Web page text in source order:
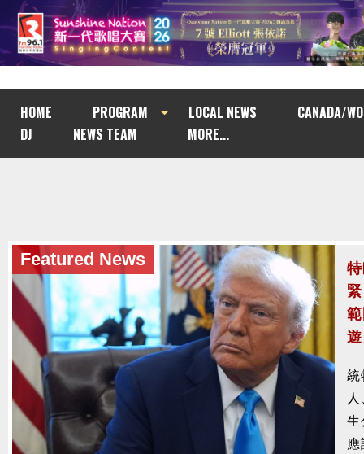
HOME PROGRAM LOCAL NEWS
CANADA/
DJ
NEWS TEAM MORE...
Featured News
槍
示